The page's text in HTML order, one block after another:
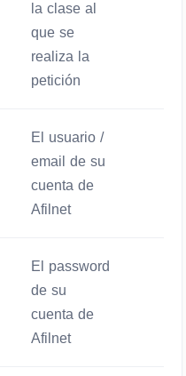
la clase al
que se
realiza la
petición
El usuario /
email de su
cuenta de
Afilnet
El password
de su
cuenta de
Afilnet